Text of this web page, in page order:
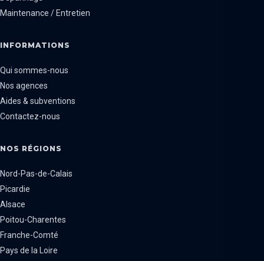
Maintenance / Entretien
INFORMATIONS
Qui sommes-nous
Nos agences
Aides & subventions
Contactez-nous
NOS RÉGIONS
Nord-Pas-de-Calais
Picardie
Alsace
Poitou-Charentes
Franche-Comté
Pays de la Loire